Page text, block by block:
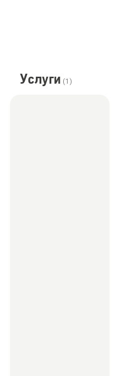
Услуги (1 )